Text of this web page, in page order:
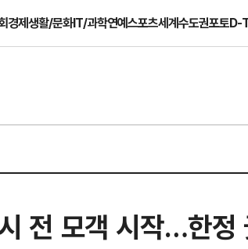
경제생활/문화IT/과학연예스포츠세계수도권포토D-
전 모객 시작…한정